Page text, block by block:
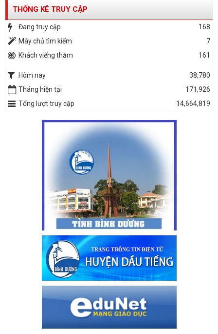
THỐNG KÊ TRUY CẬP
Đang truy cập
168
Máy chủ tìm kiếm
7
Khách viếng thăm
161
Hôm nay
38,780
Tháng hiện tại
171,926
Tổng lượt truy cập
14,664,819